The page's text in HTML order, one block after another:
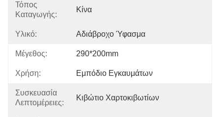
Τόπος
Καταγωγής:
Κίνα
Υλικό: Αδιάβροχο Ύφασμα
Μέγεθος: 290*200mm
Χρήση: Εμπόδιο Εγκαυμάτων
Συσκευασία
Λεπτομέρειες:
Κιβώτιο Χαρτοκιβωτίων